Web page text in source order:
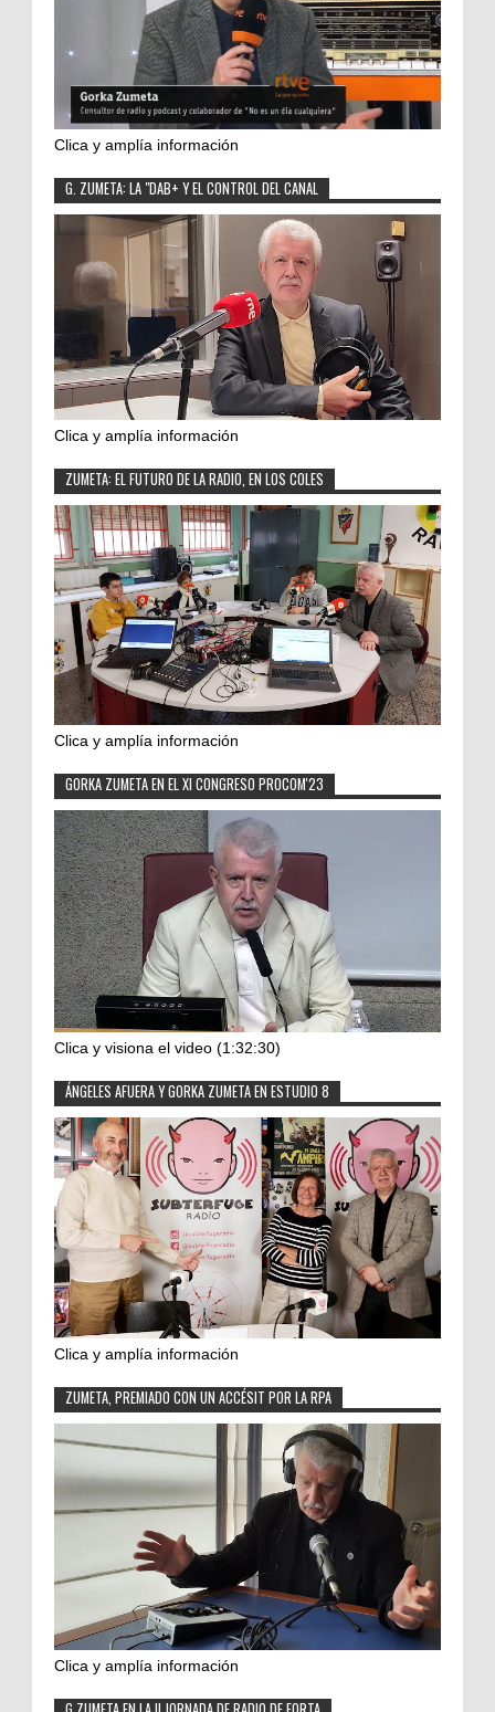
Clica y amplía información
G. ZUMETA: LA "DAB+ Y EL CONTROL DEL CANAL
Clica y amplía información
ZUMETA: EL FUTURO DE LA RADIO, EN LOS COLES
Clica y amplía información
GORKA ZUMETA EN EL XI CONGRESO PROCOM'23
Clica y visiona el video (1:32:30)
ÁNGELES AFUERA Y GORKA ZUMETA EN ESTUDIO 8
Clica y amplía información
ZUMETA, PREMIADO CON UN ACCÉSIT POR LA RPA
Clica y amplía información